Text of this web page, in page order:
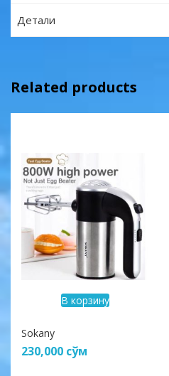
Детали
Related products
В корзину
Sokany
230,000 сўм